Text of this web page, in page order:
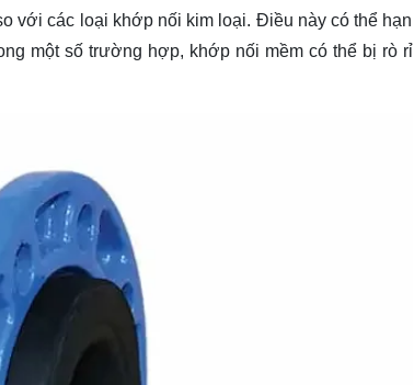
với các loại khớp nối kim loại. Điều này có thể hạn
một số trường hợp, khớp nối mềm có thể bị rò rỉ